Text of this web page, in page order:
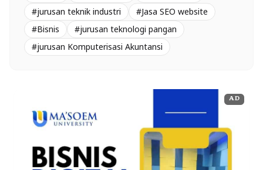
#jurusan teknik industri
#Jasa SEO website
#Bisnis
#jurusan teknologi pangan
#jurusan Komputerisasi Akuntansi
AD